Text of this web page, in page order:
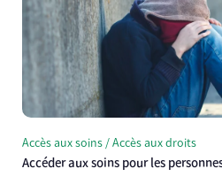
Accès aux soins / Accès aux droits
Accéder aux soins pour les